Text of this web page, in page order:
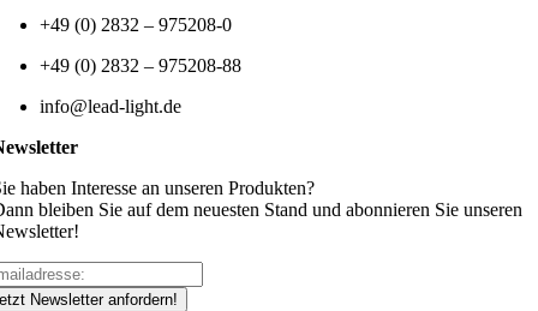
+49 (0) 2832 – 975208-0
+49 (0) 2832 – 975208-88
info@lead-light.de
haben Interesse an unseren Produkten?
bleiben Sie auf dem neuesten Stand und abonnieren Sie unseren
Newsletter anfordern!